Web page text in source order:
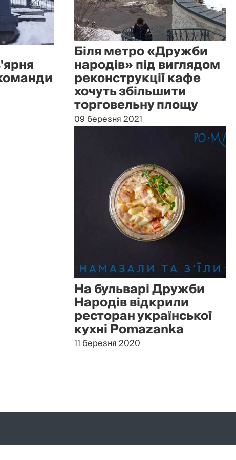
Біля метро «Дружби
народів» під виглядом
реконструкції кафе
хочуть збільшити
торговельну площу
09 березня 2021
На бульварі Дружби
Народів відкрили
ресторан української
кухні Pomazanka
11 березня 2020